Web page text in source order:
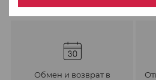
Обмен и возврат в